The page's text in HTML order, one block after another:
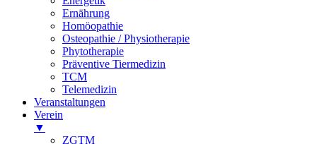
Ernährung
Homöopathie
Osteopathie / Physiotherapie
Phytotherapie
Präventive Tiermedizin
TCM
Telemedizin
Veranstaltungen
Verein
▼
ZGTM